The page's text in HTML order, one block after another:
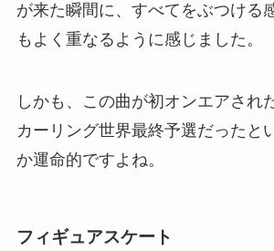
が来た瞬間に、すべてをぶつける
もよく重なるように感じました。
しかも、この曲が初オンエアされ
カーリング世界最終予選だったと
か運命的ですよね。
フィギュアスケート